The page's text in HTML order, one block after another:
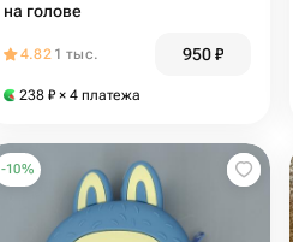
на голове
4.82 1 тыс. 950₽
238 ₽ × 4 платежа
-10%